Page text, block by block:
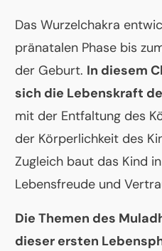
Das Wurzelchakra
pränatalen Phase bis
der Geburt. In diesem
sich die Lebenskraft
mit der Entfaltung des
der Körperlichkeit des
Zugleich baut das Kind
Lebensfreude und
Die Themen des
dieser ersten